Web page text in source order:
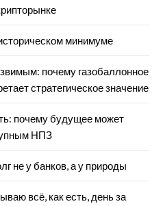
минимуме
почему газобаллонное
стратегическое значение
почему будущее может
НПЗ
не у банков, а у природы
всё, как есть, день за